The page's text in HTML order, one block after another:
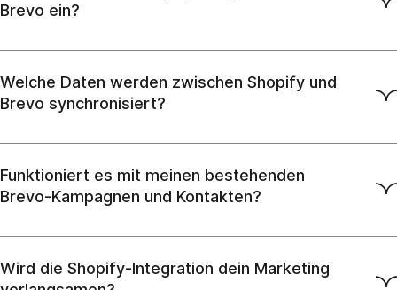
Brevo ein?
Welche Daten werden zwischen Shopify und
Brevo synchronisiert?
Funktioniert es mit meinen bestehenden
Brevo-Kampagnen und Kontakten?
Wird die Shopify-Integration dein Marketing